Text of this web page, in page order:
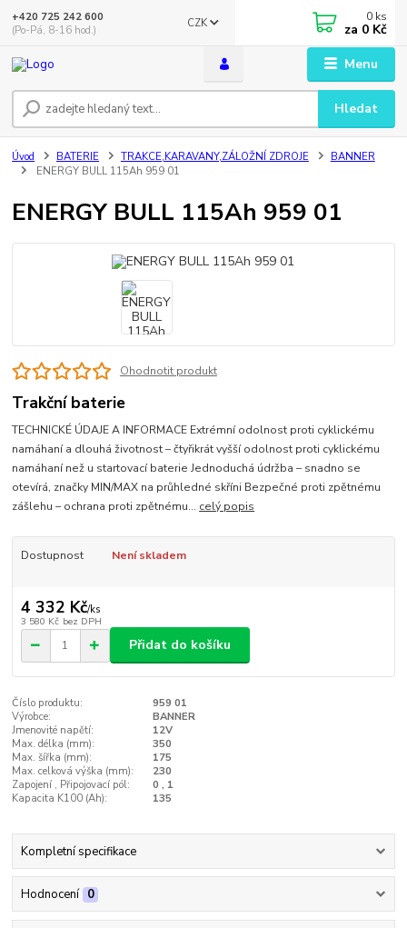
Menu
CZK
Hledat
+420 725 242 600
(Po-Pá, 8-16 hod.)
0 ks
za 0 Kč
Úvod BATERIE TRAKCE,KARAVANY,ZÁLOŽNÍ ZDROJE
BANNER
ENERGY BULL 115Ah 959 01
ENERGY BULL 115Ah 959 01
Ohodnotit produkt
Trakční baterie
TECHNICKÉ ÚDAJE A INFORMACE Extrémní odolnost proti cyklickému
namáhaní a dlouhá životnost – čtyřikrát vyšší odolnost proti cyklickému
namáhaní než u startovací baterie Jednoduchá údržba – snadno se
otevírá, značky MIN/MAX na průhledné skříni Bezpečné proti zpětnému
zášlehu – ochrana proti zpětnému... celý popis
Dostupnost Není skladem
4 332 Kč/ks
3 580 Kč bez DPH
Přidat do košíku
Číslo produktu:
959 01
Výrobce:
BANNER
Jmenovité napětí:
12V
Max. délka (mm):
350
Max. šířka (mm):
175
Max. celková výška (mm):
230
Zapojení , Připojovací pól:
0 , 1
Kapacita K100 (Ah):
135
Kompletní specifikace
Hodnocení 0